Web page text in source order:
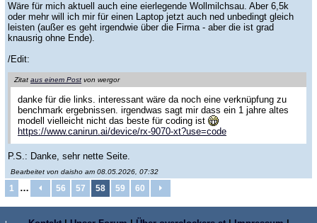
Wäre für mich aktuell auch eine eierlegende Wollmilchsau. Aber 6,5k
oder mehr will ich mir für einen Laptop jetzt auch ned unbedingt gleich
leisten (außer es geht irgendwie über die Firma - aber die ist grad
knausrig ohne Ende).
/Edit:
Zitat aus einem Post von wergor
danke für die links. interessant wäre da noch eine verknüpfung zu
benchmark ergebnissen. irgendwas sagt mir dass ein 1 jahre altes
modell vielleicht nicht das beste für coding ist
https://www.canirun.ai/device/rx-9070-xt?use=code
P.S.: Danke, sehr nette Seite.
Bearbeitet von daisho am 08.05.2026, 07:32
1 … 56 57 58 59 60